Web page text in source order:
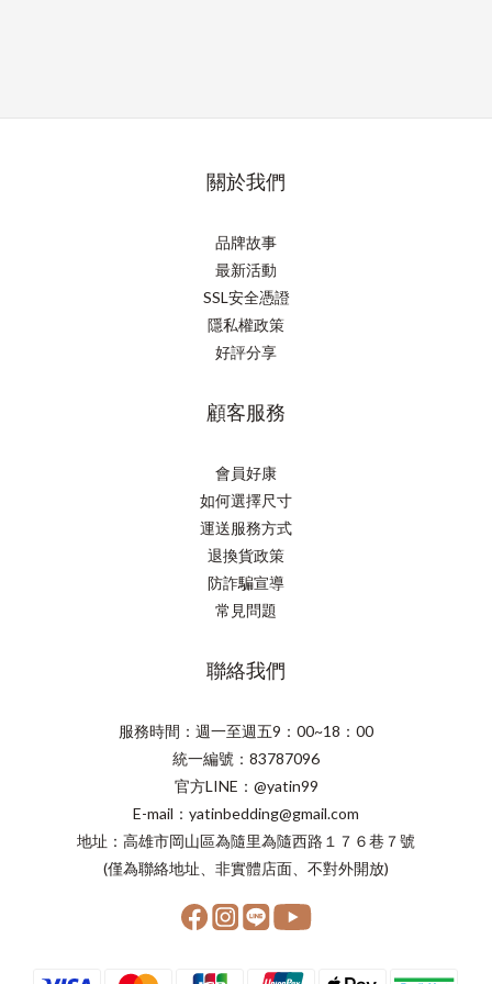
關於我們
品牌故事
最新活動
SSL安全憑證
隱私權政策
好評分享
顧客服務
會員好康
如何選擇尺寸
運送服務方式
退換貨政策
防詐騙宣導
常見問題
聯絡我們
服務時間：週一至週五9：00~18：00
統一編號：83787096
官方LINE：@yatin99
E-mail：yatinbedding@gmail.com
地址：高雄市岡山區為隨里為隨西路１７６巷７號
(僅為聯絡地址、非實體店面、不對外開放)